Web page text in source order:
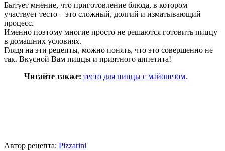
Бытует мнение, что приготовление блюда, в котором
участвует тесто – это сложный, долгий и изматывающий
процесс.
Именно поэтому многие просто не решаются готовить пиццу
в домашних условиях.
Глядя на эти рецепты, можно понять, что это совершенно не
так. Вкусной Вам пиццы и приятного аппетита!
Читайте также: тесто для пиццы с майонезом.
Автор рецепта: Pizzarini